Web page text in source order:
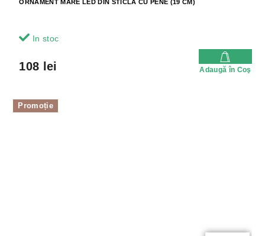
ORNAMENT MARE LED DIN STICLA CU PENE (19 CM)
In stoc
108 lei Adaugă în Coş
Promoție